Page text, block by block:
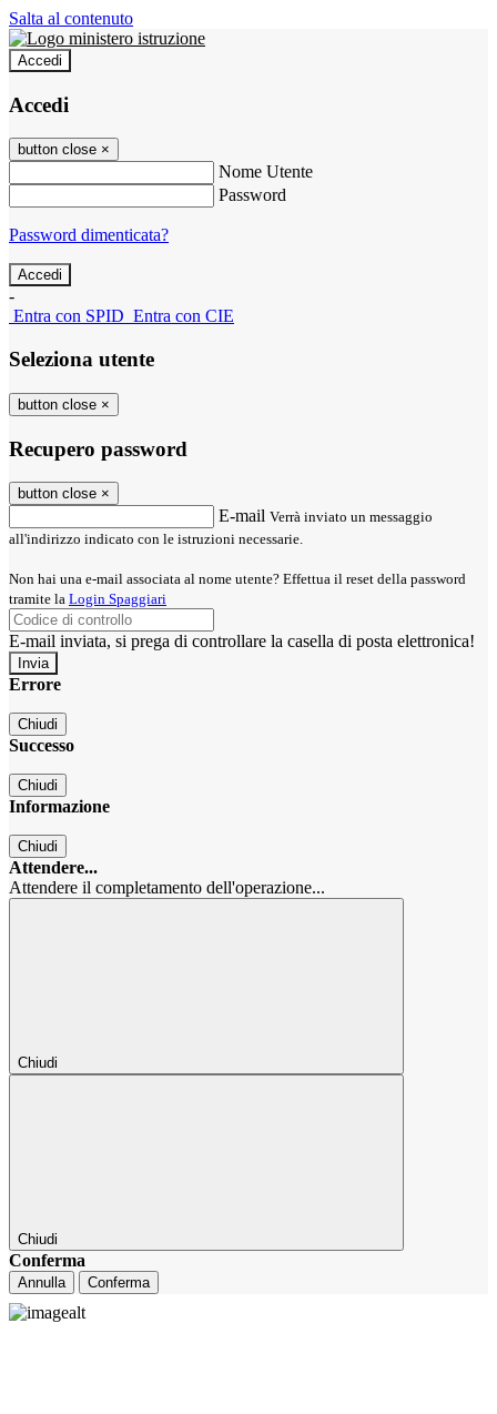
Salta al contenuto
Accedi
Accedi
button close ×
Nome Utente
Password
Password dimenticata?
-
Entra con SPID Entra con CIE
Seleziona utente
button close ×
Recupero password
button close ×
E-mail Verrà inviato un messaggio
all'indirizzo indicato con le istruzioni necessarie.
Non hai una e-mail associata al nome utente? Effettua il reset della password
tramite la Login Spaggiari
E-mail inviata, si prega di controllare la casella di posta elettronica!
Errore
Chiudi
Successo
Chiudi
Informazione
Chiudi
Attendere...
Attendere il completamento dell'operazione...
Chiudi
Chiudi
Conferma
Annulla Conferma